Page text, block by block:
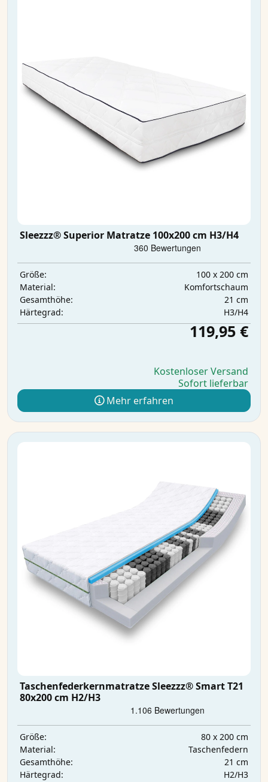
Sleezzz® Superior Matratze 100x200 cm H3/H4
Größe:
100 x 200 cm
Material:
Komfortschaum
Gesamthöhe:
21 cm
Härtegrad:
H3/H4
119,95 €
Kostenloser Versand
Sofort lieferbar
Mehr erfahren
Taschenfederkernmatratze Sleezzz® Smart T21
80x200 cm H2/H3
Größe:
80 x 200 cm
Material:
Taschenfedern
Gesamthöhe:
21 cm
Härtegrad:
H2/H3